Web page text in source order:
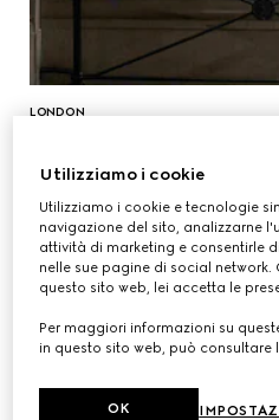
LONDON
Utilizziamo i cookie
Utilizziamo i cookie e tecnologie
navigazione del sito, analizzarne
attività di marketing e consentirle
nelle sue pagine di social
questo sito web, lei accetta le
Per maggiori informazioni su
in questo sito web, può consultare
OK